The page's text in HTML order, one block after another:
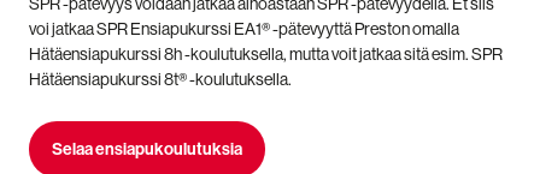
SPR -pätevyys voidaan jatkaa ainoastaan SPR -pätevyydellä. Et siis
voi jatkaa SPR Ensiapukurssi EA1® -pätevyyttä Preston omalla
Hätäensiapukurssi 8h -koulutuksella, mutta voit jatkaa sitä esim. SPR
Hätäensiapukurssi 8t® -koulutuksella.
Selaa ensiapukoulutuksia